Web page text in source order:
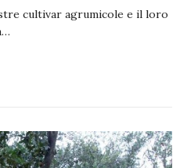
cultivar agrumicole e il loro